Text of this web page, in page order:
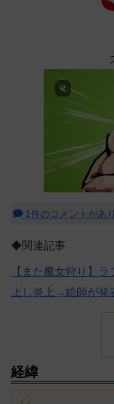
1件のコメントがあ
◆関連記事
【また魔女狩り】
上し炎上→絵師が発
経緯